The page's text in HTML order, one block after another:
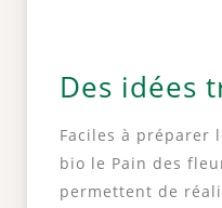
Des idées
Faciles à préparer
bio le Pain des
permettent de